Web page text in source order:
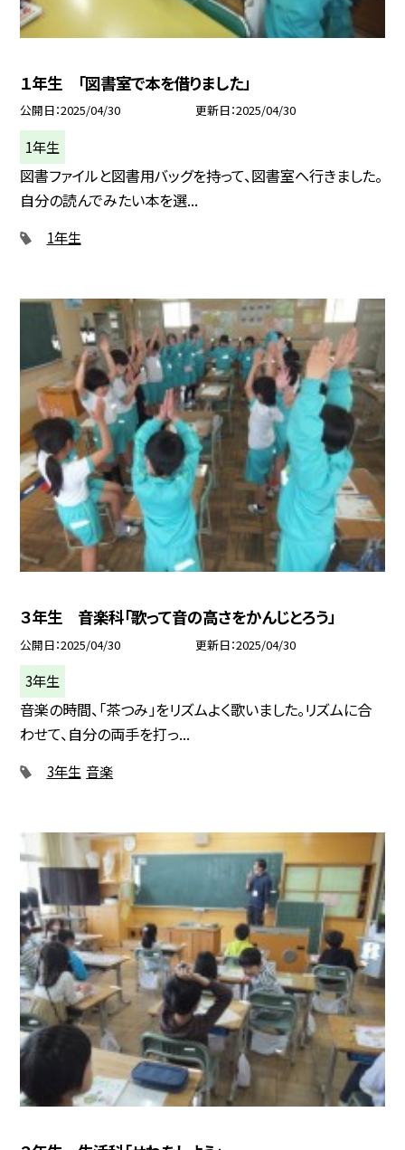
１年生 「図書室で本を借りました」
公開日 2025/04/30 更新日 2025/04/30
1年生
図書ファイルと図書用バッグを持って、図書室へ行きました。
自分の読んでみたい本を選...
1年生
３年生 音楽科「歌って音の高さをかんじとろう」
公開日 2025/04/30 更新日 2025/04/30
3年生
音楽の時間、「茶つみ」をリズムよく歌いました。リズムに合
わせて、自分の両手を打っ...
3年生 音楽